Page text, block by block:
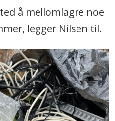
å mellomlagre noe
legger Nilsen til.